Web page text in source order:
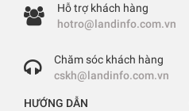
Hỗ trợ khách hàng
hotro@landinfo.com.vn
Chăm sóc khách hàng
cskh@landinfo.com.vn
HƯỚNG DẪN